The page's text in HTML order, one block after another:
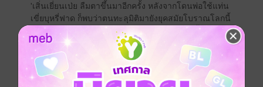
'เสิ่นเยี่ยนเป่ย ลืมตาขึ้นมาอีกครั้ง หลังจากโดนพ่อใช้แท่น
เขี่ยบุหรี่ฟาด ก็พบว่าตนทะลุมิติมายังยุคสมัยโบราณโลกนี้
นอกจากชายหญิง ยังมีซวงเอ๋อร์ซึ่งบริเวณหว่างคิ้วมีปาน
ครรภ์สามารถคลอดลูกได้ อีกทั้งยังมีร่างกายบอบบางทว่า
ภรรยาของเสิ่นเยี่ยนหรือก็คือเขาในยามนี้เป็นซวงเอ๋อร์หุ่น
ล่ำ ปานครรภ์ซีดจาง ร่างกายกำยำนั่นตรงสเปกของเขา
อย่างที่สุดทว่าการใช้ชีวิตแร้นแค้นในยุคโบราณก็ไม่ได้